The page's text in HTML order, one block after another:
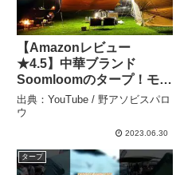
【Amazonレビュー
★4.5】中華ブランド
Soomloomのタープ！モニ
グロに連結した結果…。 –
野アソビスパロウ
出典：YouTube / 野アソビスパロ
ウ
2023.06.30
タープ